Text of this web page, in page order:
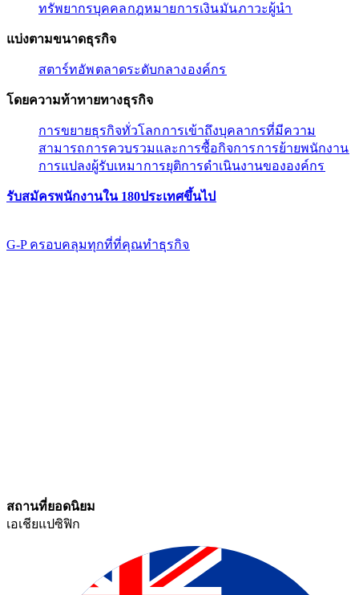
ทรัพยากรบุคคล​​กฎหมาย​​การเงิน​​มัน​​ภาวะผู้นํา​​
แบ่งตามขนาดธุรกิจ​​
สตาร์ทอัพ​​ตลาดระดับกลาง​​องค์กร​​
โดยความท้าทายทางธุรกิจ​​
การขยายธุรกิจทั่วโลก​​การเข้าถึงบุคลากรที่มีความ
สามารถ​​การควบรวมและการซื้อกิจการ​​การย้ายพนักงาน​​
การแปลงผู้รับเหมา​​การยุติการดำเนินงานขององค์กร​​
รับสมัครพนักงานใน 180ประเทศขึ้นไป​​
G-P ครอบคลุมทุกที่ที่คุณทําธุรกิจ​​
สถานที่ยอดนิยม​​
เอเชียแปซิฟิก​​